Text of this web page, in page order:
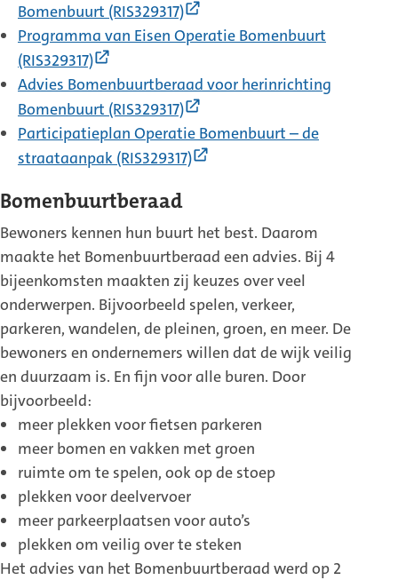
Bomenbuurt (RIS329317)
link)
Programma van Eisen Operatie Bomenbuurt
(RIS329317)
link)
Advies Bomenbuurtberaad voor herinrichting
Bomenbuurt (RIS329317)
link)
Participatieplan Operatie Bomenbuurt – de
straataanpak (RIS329317)
Bomenbuurtberaad
Bewoners kennen hun buurt het best. Daarom
maakte het Bomenbuurtberaad een advies. Bij 4
bijeenkomsten maakten zij keuzes over veel
onderwerpen. Bijvoorbeeld spelen, verkeer,
parkeren, wandelen, de pleinen, groen, en meer. De
bewoners en ondernemers willen dat de wijk veilig
en duurzaam is. En fijn voor alle buren. Door
bijvoorbeeld:
meer plekken voor fietsen parkeren
meer bomen en vakken met groen
ruimte om te spelen, ook op de stoep
plekken voor deelvervoer
meer parkeerplaatsen voor auto’s
plekken om veilig over te steken
Het advies van het Bomenbuurtberaad werd op 2